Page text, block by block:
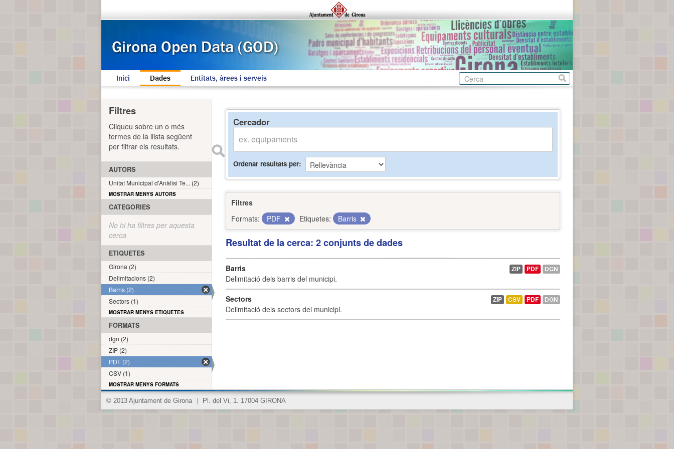
Inici Dades Entitats, àrees i serveis
Cercador
Ordenar resultats per
Filtres
Formats:
PDF Etiquetes: Barris
Resultat de la cerca: 2 conjunts de dades
Barris
Delimitació dels barris del municipi.
ZIP PDF DGN
Sectors
Delimitació dels sectors del municipi.
ZIP CSV PDF DGN
Filtres
Cliqueu sobre un o més
termes de la llista següent
per filtrar els resultats.
AUTORS
Unitat Municipal d'Anàlisi Te... (2)
MOSTRAR MENYS AUTORS
CATEGORIES
No hi ha filtres per aquesta
cerca
ETIQUETES
Girona (2)
Delimitacions (2)
Barris (2)
Sectors (1)
MOSTRAR MENYS ETIQUETES
FORMATS
dgn (2)
ZIP (2)
PDF (2)
CSV (1)
MOSTRAR MENYS FORMATS
© 2013 Ajuntament de Girona Pl. del Vi, 1. 17004 GIRONA